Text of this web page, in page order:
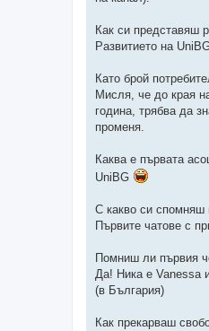
Как си представяш
Развитието на
Като брой
Мисля, че до края
година, трябва да
променя.
Каква е първата
UniBG
С какво си спомняш
Първите чатове с
Помниш ли първия
Да! Ника е Vanessa
(в България)
Как прекарваш